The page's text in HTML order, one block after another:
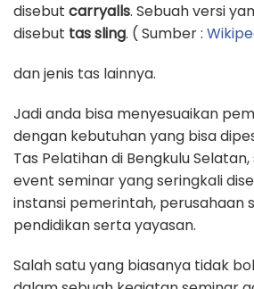
disebut carryalls. Sebuah versi
disebut tas sling. ( Sumber :
dan jenis tas lainnya.
Jadi anda bisa menyesuaikan
dengan kebutuhan yang bisa
Tas Pelatihan di Bengkulu
event seminar yang seringkali
instansi pemerintah, perusahaan
pendidikan serta yayasan.
Salah satu yang biasanya tidak